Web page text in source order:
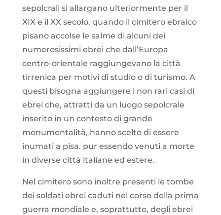
sepolcrali si allargano ulteriormente per il
XIX e il XX secolo, quando il cimitero ebraico
pisano accolse le salme di alcuni dei
numerosissimi ebrei che dall’Europa
centro-orientale raggiungevano la città
tirrenica per motivi di studio o di turismo. A
questi bisogna aggiungere i non rari casi di
ebrei che, attratti da un luogo sepolcrale
inserito in un contesto di grande
monumentalità, hanno scelto di essere
inumati a pisa. pur essendo venuti a morte
in diverse città italiane ed estere.
Nel cimitero sono inoltre presenti le tombe
dei soldati ebrei caduti nel corso della prima
guerra mondiale e, soprattutto, degli ebrei